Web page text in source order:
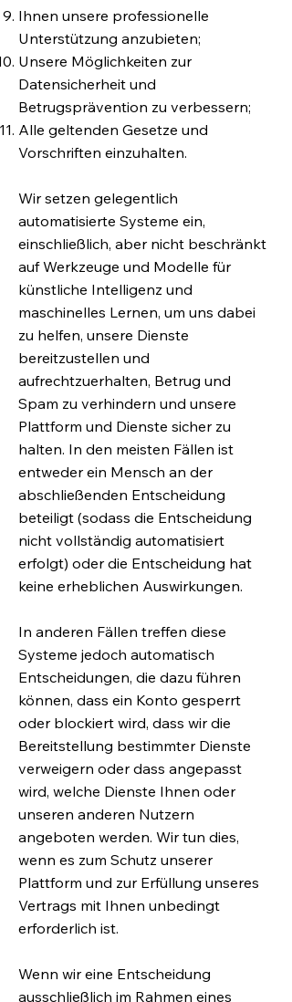
Ihnen unsere professionelle
Unterstützung anzubieten;
Unsere Möglichkeiten zur
Datensicherheit und
Betrugsprävention zu verbessern;
Alle geltenden Gesetze und
Vorschriften einzuhalten.
Wir setzen gelegentlich
automatisierte Systeme ein,
einschließlich, aber nicht beschränkt
auf Werkzeuge und Modelle für
künstliche Intelligenz und
maschinelles Lernen, um uns dabei
zu helfen, unsere Dienste
bereitzustellen und
aufrechtzuerhalten, Betrug und
Spam zu verhindern und unsere
Plattform und Dienste sicher zu
halten. In den meisten Fällen ist
entweder ein Mensch an der
abschließenden Entscheidung
beteiligt (sodass die Entscheidung
nicht vollständig automatisiert
erfolgt) oder die Entscheidung hat
keine erheblichen Auswirkungen.
In anderen Fällen treffen diese
Systeme jedoch automatisch
Entscheidungen, die dazu führen
können, dass ein Konto gesperrt
oder blockiert wird, dass wir die
Bereitstellung bestimmter Dienste
verweigern oder dass angepasst
wird, welche Dienste Ihnen oder
unseren anderen Nutzern
angeboten werden. Wir tun dies,
wenn es zum Schutz unserer
Plattform und zur Erfüllung unseres
Vertrags mit Ihnen unbedingt
erforderlich ist.
Wenn wir eine Entscheidung
ausschließlich im Rahmen eines